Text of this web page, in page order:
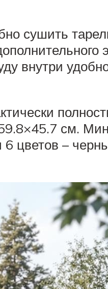
сушить
внутри
см.
цветов –